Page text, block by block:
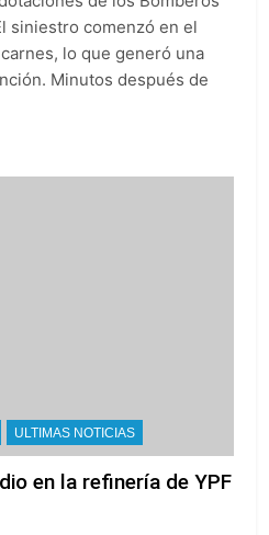
siniestro comenzó en el
lo que generó una
Minutos después de
ULTIMAS NOTICIAS
en la refinería de YPF